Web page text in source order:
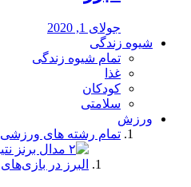
جولای 1, 2020
شیوه زندگی
تمام شیوه زندگی
غذا
کودکان
سلامتی
ورزش
تمام رشته های ورزشی